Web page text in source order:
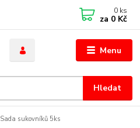
Menu
Hledat
0 ks
za 0 Kč
Sada sukovníků 5ks